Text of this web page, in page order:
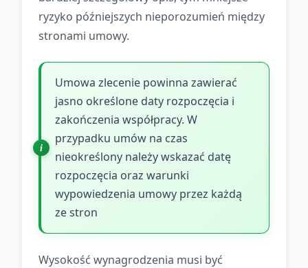
ryzyko późniejszych nieporozumień między
stronami umowy.
Umowa zlecenie powinna zawierać
jasno określone daty rozpoczęcia i
zakończenia współpracy. W
przypadku umów na czas
nieokreślony należy wskazać datę
rozpoczęcia oraz warunki
wypowiedzenia umowy przez każdą
ze stron
Wysokość wynagrodzenia musi być